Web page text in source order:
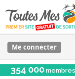
Me connecter
354 000